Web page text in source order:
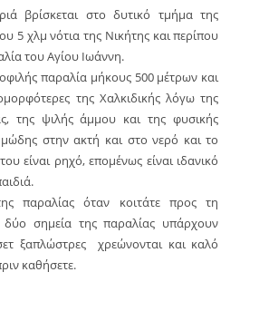
βρίσκεται στο δυτικό τμήμα της
5 χλμ νότια της Νικήτης και περίπου
του Αγίου Ιωάννη.
παραλία μήκους 500 μέτρων και
της Χαλκιδικής λόγω της
της ψιλής άμμου και της φυσικής
στην ακτή και στο νερό και το
είναι ρηχό, επομένως είναι ιδανικό
παραλίας όταν κοιτάτε προς τη
σημεία της παραλίας υπάρχουν
ξαπλώστρες χρεώνονται και καλό
καθήσετε.